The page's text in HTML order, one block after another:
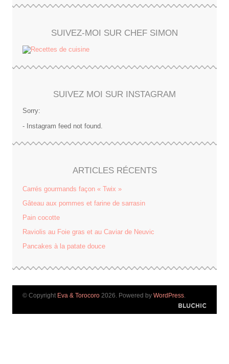
SUIVEZ-MOI SUR CHEF SIMON
SUIVEZ MOI SUR INSTAGRAM
Sorry:
- Instagram feed not found.
ARTICLES RÉCENTS
Carrés gourmands façon « Twix »
Gâteau aux pommes et farine de sarrasin
Pain cocotte
Raviolis au Foie gras et au Caviar de Neuvic
Pancakes à la patate douce
© Copyright Eva & Torocoro 2026. Powered by WordPress